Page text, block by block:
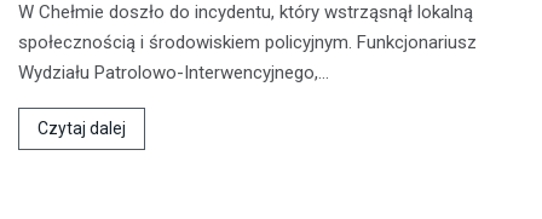
W Chełmie doszło do incydentu, który wstrząsnął lokalną
społecznością i środowiskiem policyjnym. Funkcjonariusz
Wydziału Patrolowo-Interwencyjnego,…
Czytaj dalej